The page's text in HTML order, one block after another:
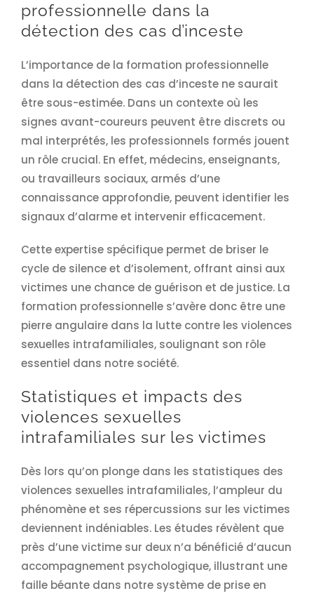
professionnelle dans la
détection des cas d’inceste
L’importance de la formation professionnelle
dans la détection des cas d’inceste ne saurait
être sous-estimée. Dans un contexte où les
signes avant-coureurs peuvent être discrets ou
mal interprétés, les professionnels formés jouent
un rôle crucial. En effet, médecins, enseignants,
ou travailleurs sociaux, armés d’une
connaissance approfondie, peuvent identifier les
signaux d’alarme et intervenir efficacement.
Cette expertise spécifique permet de briser le
cycle de silence et d’isolement, offrant ainsi aux
victimes une chance de guérison et de justice. La
formation professionnelle s’avère donc être une
pierre angulaire dans la lutte contre les violences
sexuelles intrafamiliales, soulignant son rôle
essentiel dans notre société.
Statistiques et impacts des
violences sexuelles
intrafamiliales sur les victimes
Dès lors qu’on plonge dans les statistiques des
violences sexuelles intrafamiliales, l’ampleur du
phénomène et ses répercussions sur les victimes
deviennent indéniables. Les études révèlent que
près d’une victime sur deux n’a bénéficié d’aucun
accompagnement psychologique, illustrant une
faille béante dans notre système de prise en